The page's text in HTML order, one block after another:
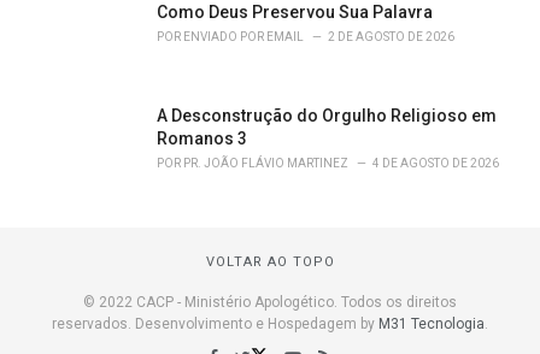
Como Deus Preservou Sua Palavra
POR ENVIADO POR EMAIL 2 DE AGOSTO DE 2026
A Desconstrução do Orgulho Religioso em
Romanos 3
POR PR. JOÃO FLÁVIO MARTINEZ 4 DE AGOSTO DE 2026
VOLTAR AO TOPO
© 2022 CACP - Ministério Apologético. Todos os direitos
reservados. Desenvolvimento e Hospedagem by M31 Tecnologia.